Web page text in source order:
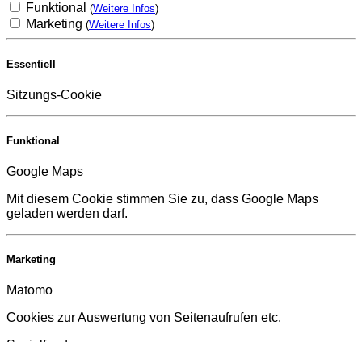
Funktional (Weitere Infos)
Marketing (Weitere Infos)
Essentiell
Sitzungs-Cookie
Funktional
Google Maps
Mit diesem Cookie stimmen Sie zu, dass Google Maps
geladen werden darf.
Marketing
Matomo
Cookies zur Auswertung von Seitenaufrufen etc.